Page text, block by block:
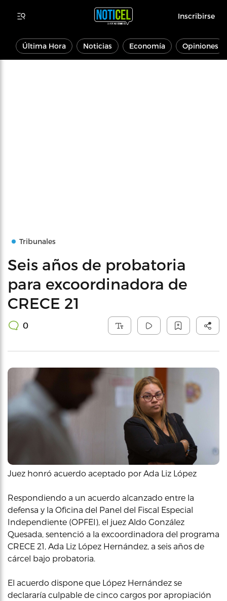
Inscribirse
Última Hora Noticias Economía Opiniones
Tribunales
Seis años de probatoria
para excoordinadora de
CRECE 21
0
Juez honró acuerdo aceptado por Ada Liz López
Respondiendo a un acuerdo alcanzado entre la
defensa y la Oficina del Panel del Fiscal Especial
Independiente (OPFEI), el juez Aldo González
Quesada, sentenció a la excoordinadora del programa
CRECE 21, Ada Liz López Hernández, a seis años de
cárcel bajo probatoria.
El acuerdo dispone que López Hernández se
declararía culpable de cinco cargos por apropiación